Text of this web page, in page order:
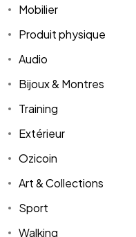
Mobilier
Produit physique
Audio
Bijoux & Montres
Training
Extérieur
Ozicoin
Art & Collections
Sport
Walking